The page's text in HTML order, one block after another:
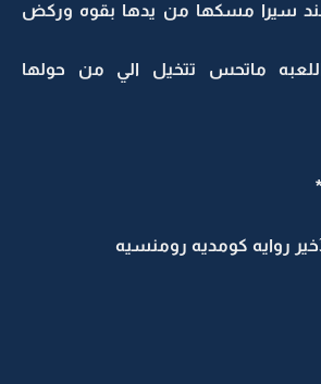
سيرا مسكها من يدها بقوه وركض
ماتحس تتخيل الي من حولها
روايه كومديه رومنسيه